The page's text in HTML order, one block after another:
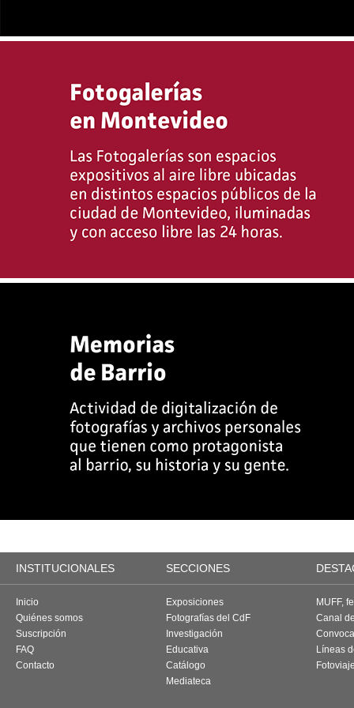
INSTITUCIONALES SECCIONES
Inicio
Quiénes somos
Suscripción
FAQ
Contacto
Exposiciones
Fotografías del CdF
Investigación
Educativa
Catálogo
Mediateca
MUFF,
Canal
Líneas